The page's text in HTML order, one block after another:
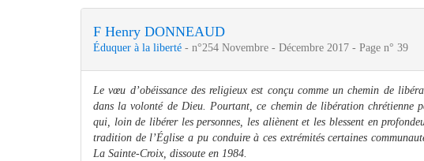
F Henry DONNEAUD
Éduquer à la liberté - n°254 Novembre - Décembre 2017 - Page n° 39
Le vœu d’obéissance des religieux est conçu comme un chemin de
dans la volonté de Dieu. Pourtant, ce chemin de libération chrétienne
qui, loin de libérer les personnes, les aliènent et les blessent en
tradition de l’Église a pu conduire à ces extrémités certaines
La Sainte-Croix, dissoute en 1984.